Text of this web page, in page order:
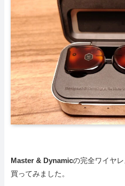
Master & Dynamicの完全ワイヤ
買ってみました。